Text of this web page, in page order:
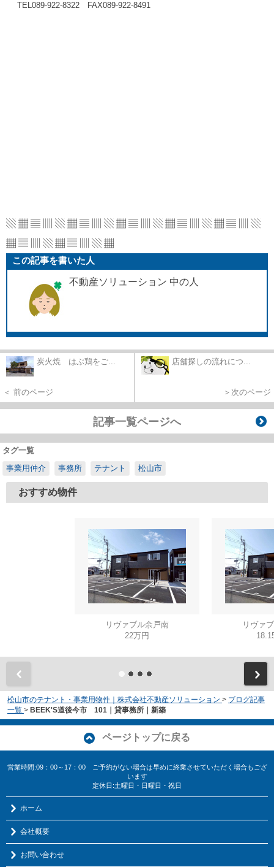
TEL089-922-8322 FAX089-922-8491
▧ ▦ ▤ ▥ ▧ ▦ ▤ ▥ ▧ ▦ ▤ ▥ ▧ ▦ ▤ ▥ ▧ ▦ ▤ ▥ ▧
▦ ▤ ▥ ▧ ▦ ▤ ▥ ▧ ▦
この記事を書いた人
不動産ソリューション 中の人
炭火焼 はぶ鶏をご...
＜ 前のページ
店舗探しの流れにつ...
＞次のページ
記事一覧ページへ
タグ一覧
事業用仲介
事務所 テナント 松山市
おすすめ物件
リヴァブル余戸南
22万円
リヴァ
松山市のテナント・事業用物件｜株式会社不動産ソリューション > ブログ記事
一覧 > BEEK'S道後今市 101｜貸事務所｜新築
ページトップに戻る
営業時間:09：00～17：00 ご予約がない場合は早めに終業させていただく場合もござ
います
定休日:土曜日・日曜日・祝日
ホーム
会社概要
お問い合わせ